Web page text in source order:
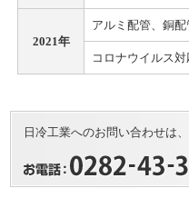
2021年
アルミ配管、銅
コロナウイルス
日冷工業へのお問い合わせは